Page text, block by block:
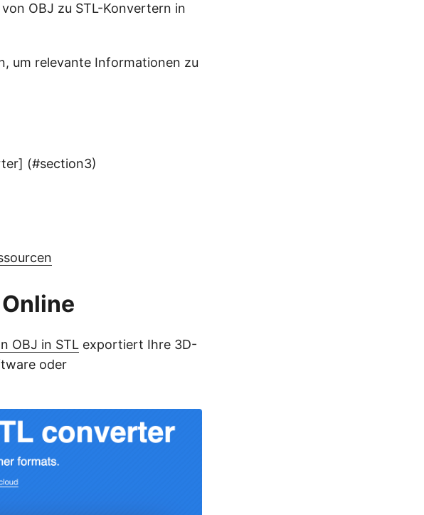
OBJ zu STL-Konvertern in
um relevante Informationen zu
(#section3)
OBJ in STL exportiert Ihre 3D-
oder